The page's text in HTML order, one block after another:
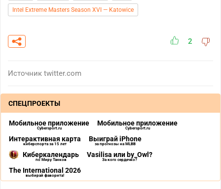
Intel Extreme Masters Season XVI — Katowice
2
Источник twitter.com
СПЕЦПРОЕКТЫ
Мобильное приложение
Cybersport.ru
Мобильное приложение
Cybersport.ru
Интерактивная карта
киберспорта за 15 лет
Выиграй iPhone
за прогнозы на MLBB
Киберкалендарь
по Миру Танков
Vasilisa или by_Owl?
За кого сердечко?
The International 2026
выбирай фаворита!